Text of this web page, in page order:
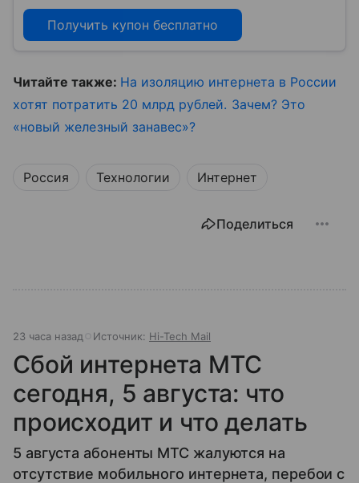
Получить купон бесплатно
Читайте также: На изоляцию интернета в России
хотят потратить 20 млрд рублей. Зачем? Это
«новый железный занавес»?
Россия Технологии Интернет
Поделиться
23 часа назад Источник: Hi-Tech Mail
Сбой интернета МТС
сегодня, 5 августа: что
происходит и что делать
5 августа абоненты МТС жалуются на
отсутствие мобильного интернета, перебои с